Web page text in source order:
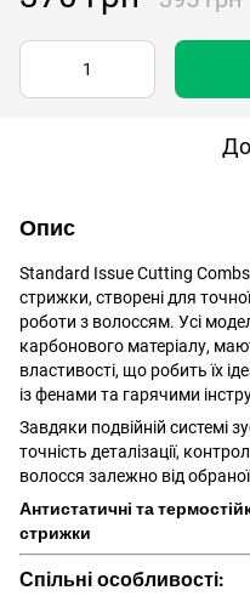
Опис
Standard Issue Cutting Combs
стрижки, створені для
роботи з волоссям. Усі
карбонового матеріалу,
властивості, що робить їх
із фенами та гарячими
Завдяки подвійній системі
точність деталізації,
волосся залежно від
Антистатичні та
стрижки
Спільні особливості: